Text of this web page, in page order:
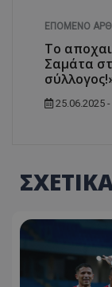
ΕΠΌΜΕΝΟ
Το
Σαμάτα
25.06.2025